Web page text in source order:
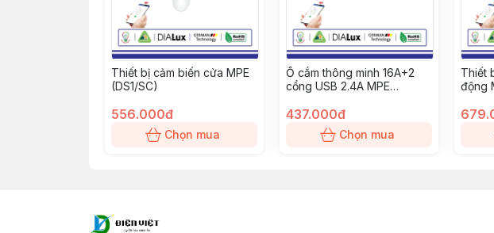
Thiết bị cảm biến cửa MPE
(DS1/SC)
556.000đ
Chọn mua
Ổ cắm thông minh 16A+2
cổng USB 2.4A MPE
437.000đ
Chọn mua
Thiết
động